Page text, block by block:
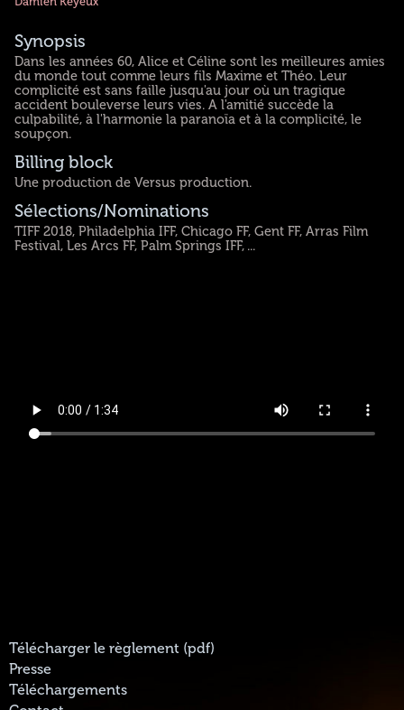
Synopsis
Dans les années 60, Alice et Céline sont les meilleures amies
du monde tout comme leurs fils Maxime et Théo. Leur
complicité est sans faille jusqu'au jour où un tragique
accident bouleverse leurs vies. A l'amitié succède la
culpabilité, à l'harmonie la paranoïa et à la complicité, le
soupçon.
Billing block
Une production de Versus production.
Sélections/Nominations
TIFF 2018, Philadelphia IFF, Chicago FF, Gent FF, Arras Film
Festival, Les Arcs FF, Palm Springs IFF, ...
Télécharger le règlement (pdf)
Presse
Téléchargements